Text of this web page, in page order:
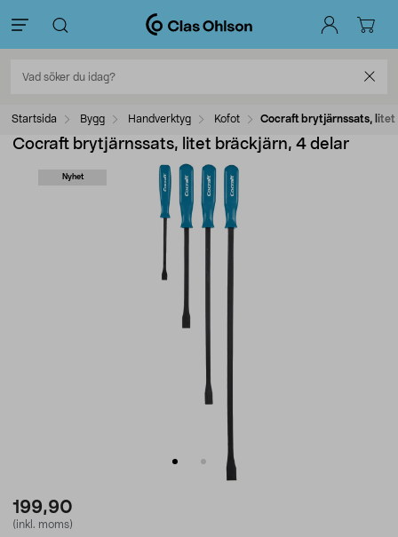
Startsida Bygg Handverktyg Kofot Cocraft brytjärnssats,
Cocraft brytjärnssats, litet bräckjärn, 4 delar
Nyhet
199,90
(inkl. moms)